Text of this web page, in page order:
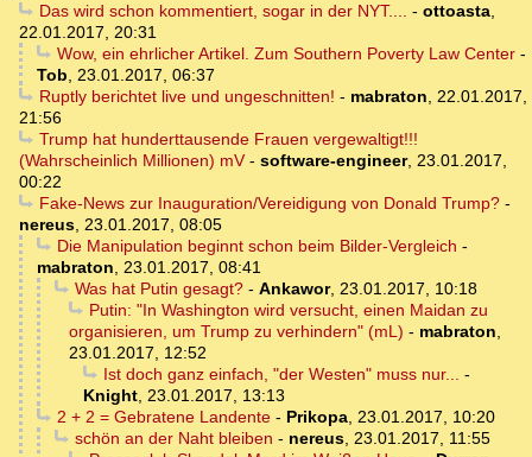
Das wird schon kommentiert, sogar in der NYT.... - ottoasta,
22.01.2017, 20:31
Wow, ein ehrlicher Artikel. Zum Southern Poverty Law Center-
Tob, 23.01.2017, 06:37
Ruptly berichtet live und ungeschnitten! - mabraton, 22.01.2017,
21:56
Trump hat hunderttausende Frauen vergewaltigt!!!
(Wahrscheinlich Millionen) mV- software-engineer, 23.01.2017,
00:22
Fake-News zur Inauguration/Vereidigung von Donald Trump?-
nereus, 23.01.2017, 08:05
Die Manipulation beginnt schon beim Bilder-Vergleich -
mabraton, 23.01.2017, 08:41
Was hat Putin gesagt?- Ankawor, 23.01.2017, 10:18
Putin: "In Washington wird versucht, einen Maidan zu
organisieren, um Trump zu verhindern" (mL) - mabraton,
23.01.2017, 12:52
Ist doch ganz einfach, "der Westen" muss nur... -
Knight, 23.01.2017, 13:13
2 + 2 = Gebratene Landente- Prikopa, 23.01.2017, 10:20
schön an der Naht bleiben - nereus, 23.01.2017, 11:55